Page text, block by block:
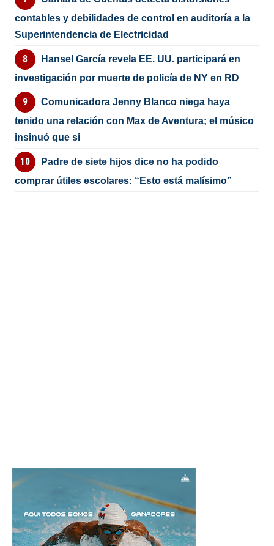
contables y debilidades de control en auditoría a la
Superintendencia de Electricidad
Hansel García revela EE. UU. participará en
investigación por muerte de policía de NY en RD
Comunicadora Jenny Blanco niega haya
tenido una relación con Max de Aventura; el músico
insinuó que si
Padre de siete hijos dice no ha podido
comprar útiles escolares: “Esto está malísimo”